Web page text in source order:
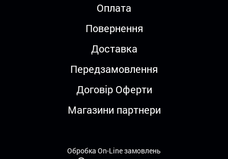
Оплата
Повернення
Доставка
Передзамовлення
Договір Оферти
Магазини партнери
Обробка On-Line замовлень